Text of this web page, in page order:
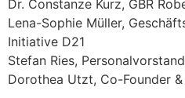
Dr. Constanze Kurz, GBR
Lena-Sophie Müller,
Initiative D21
Stefan Ries,
Dorothea Utzt, Co-Founder